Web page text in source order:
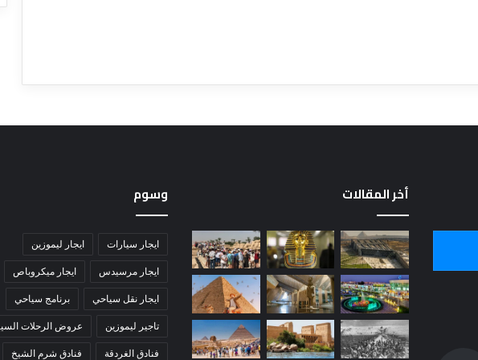
أخر المقالات وسوم
ايجار سيارات ايجار ليموزين
ايجار مرسيدس ايجار ميكروباص
ايجار نقل سياحي برنامج سياحي
تاجير ليموزين عروض الرحلات
فنادق الغردقة فنادق شرم الشيخ